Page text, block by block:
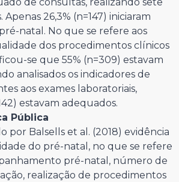
26,3% (n=147) iniciaram
natal. No que se refere aos
dos procedimentos clínicos
se que 55% (n=309) estavam
analisados os indicadores de
aos exames laboratoriais,
estavam adequados.
Pública
por Balsells et al. (2018) evidência
do pré-natal, no que se refere
pré-natal, número de
realização de procedimentos